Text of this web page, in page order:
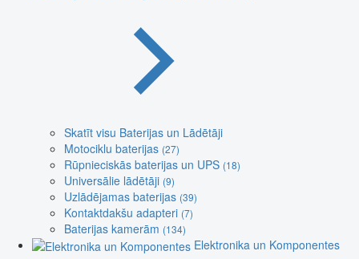
Skatīt visu Baterijas un Lādētāji
Motociklu baterijas (27)
Rūpnieciskās baterijas un UPS (18)
Universālie lādētāji (9)
Uzlādējamas baterijas (39)
Kontaktdakšu adapteri (7)
Baterijas kamerām (134)
Elektronika un Komponentes